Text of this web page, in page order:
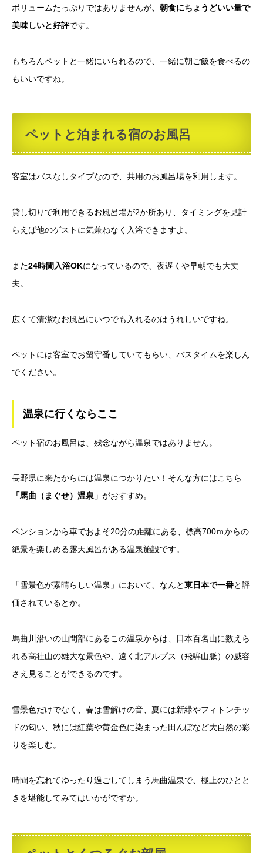
ボリュームたっぷりではありませんが、朝食にちょうどいい量で
美味しいと好評です。
もちろんペットと一緒にいられるので、一緒に朝ご飯を食べるの
もいいですね。
ペットと泊まれる宿のお風呂
客室はバスなしタイプなので、共用のお風呂場を利用します。
貸し切りで利用できるお風呂場が2か所あり、タイミングを見計
らえば他のゲストに気兼ねなく入浴できますよ。
また24時間入浴OKになっているので、夜遅くや早朝でも大丈
夫。
広くて清潔なお風呂にいつでも入れるのはうれしいですね。
ペットには客室でお留守番していてもらい、バスタイムを楽しん
でください。
温泉に行くならここ
ペット宿のお風呂は、残念ながら温泉ではありません。
長野県に来たからには温泉につかりたい！そんな方にはこちら
「馬曲（まぐせ）温泉」 がおすすめ。
ペンションから車でおよそ20分の距離にある、標高700ｍからの
絶景を楽しめる露天風呂がある温泉施設です。
「雪景色が素晴らしい温泉」において、なんと東日本で一番と評
価されているとか。
馬曲川沿いの山間部にあるこの温泉からは、日本百名山に数えら
れる高社山の雄大な景色や、遠く北アルプス（飛騨山脈）の威容
さえ見ることができるのです。
雪景色だけでなく、春は雪解けの音、夏には新緑やフィトンチッ
ドの匂い、秋には紅葉や黄金色に染まった田んぼなど大自然の彩
りを楽しむ。
時間を忘れてゆったり過ごしてしまう馬曲温泉で、極上のひとと
きを堪能してみてはいかがですか。